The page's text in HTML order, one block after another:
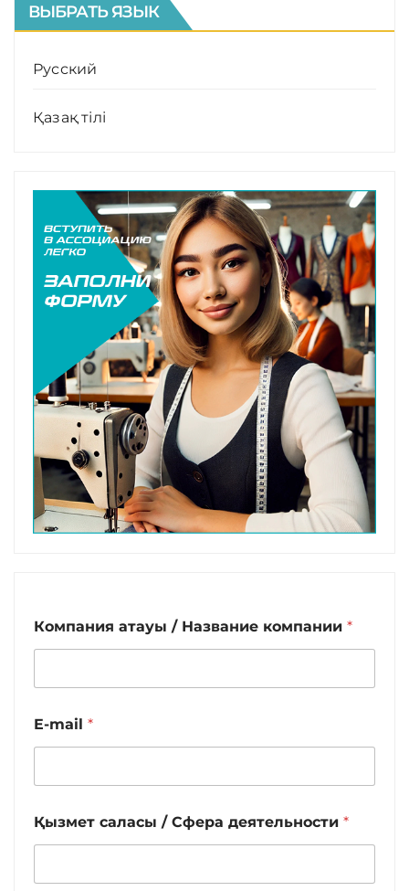
ВЫБРАТЬ ЯЗЫК
Русский
Қазақ тілі
Компания атауы / Название компании *
E-mail *
Қызмет саласы / Сфера деятельности *